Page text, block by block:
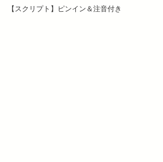
【スクリプト】ピンイン＆注音付き